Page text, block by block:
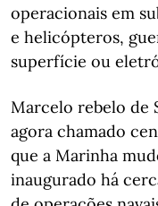
operacionais em
e helicópteros,
superfície ou
Marcelo rebelo de
agora chamado
que a Marinha
inaugurado há